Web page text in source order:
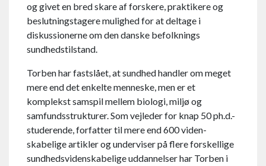
og givet en bred skare af forskere, praktikere og
beslutnings­tagere mulighed for at deltage i
diskussionerne om den danske befolknings
sundheds­tilstand.
Torben har fastslået, at sundhed handler om meget
mere end det enkelte menneske, men er et
komplekst samspil mellem biologi, miljø og
samfunds­strukturer. Som vejleder for knap 50 ph.d.-
studerende, for­fatter til mere end 600 viden­
skabelige artikler og underviser på flere forskellige
sundheds­viden­skabe­lige ud­dannelser har Torben i